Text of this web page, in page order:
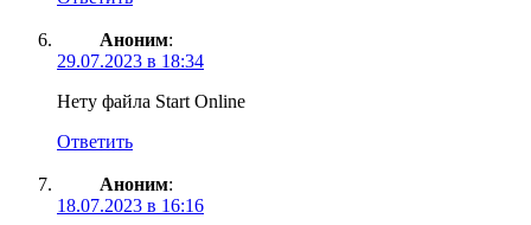
Аноним:
29.07.2023 в 18:34
Нету файла Start Online
Ответить
Аноним:
18.07.2023 в 16:16